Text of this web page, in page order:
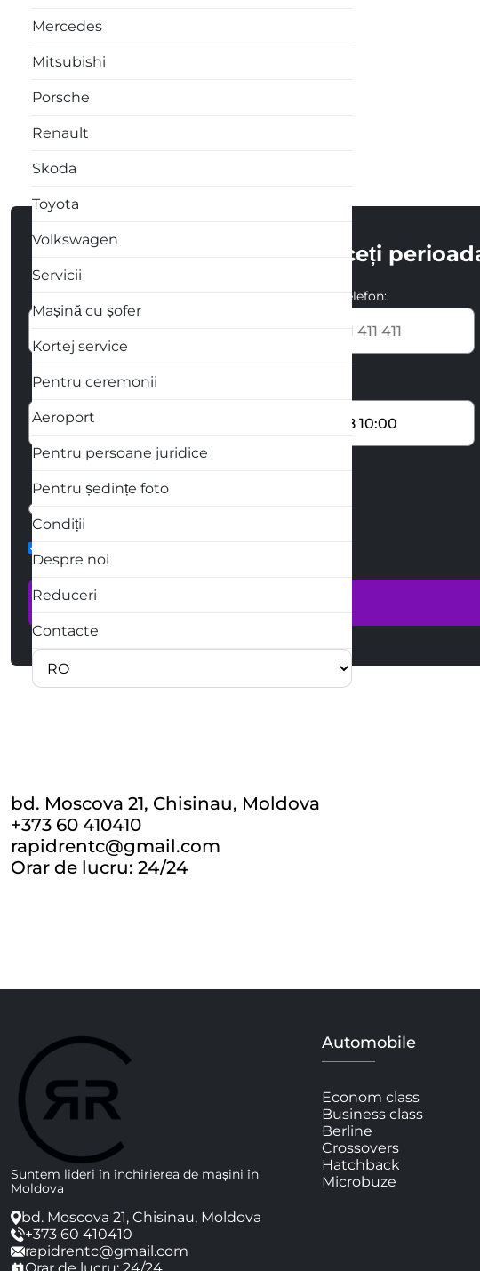
Mercedes
Mitsubishi
Porsche
Renault
Skoda
Toyota
Volkswagen
Servicii
Mașină cu șofer
Kortej service
Pentru ceremonii
Aeroport
Pentru persoane juridice
Pentru ședințe foto
Condiții
Despre noi
Reduceri
Contacte
Întroduceți
Numarul de telefon:
Locul preluării automobilului
Cum vă contactăm
bd. Moscova 21, Chisinau, Moldova
+373 60 410410
rapidrentc@gmail.com
Orar de lucru: 24/24
Suntem lideri în închirierea de mașini în
Moldova
bd. Moscova 21, Chisinau, Moldova
+373 60 410410
rapidrentc@gmail.com
Automobile
Econom class
Business class
Berline
Crossovers
Hatchback
Microbuze